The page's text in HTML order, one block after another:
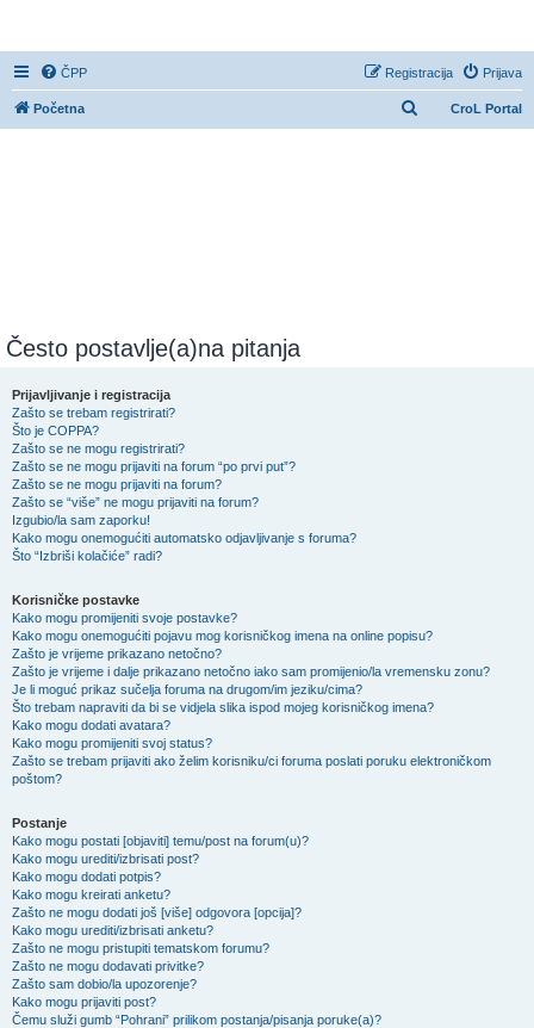
ČPP Prijava
Registracija
CroL Portal
Početna
Često postavlje(a)na pitanja
Prijavljivanje i registracija
Zašto se trebam registrirati?
Što je COPPA?
Zašto se ne mogu registrirati?
Zašto se ne mogu prijaviti na forum “po prvi put”?
Zašto se ne mogu prijaviti na forum?
Zašto se “više” ne mogu prijaviti na forum?
Izgubio/la sam zaporku!
Kako mogu onemogućiti automatsko odjavljivanje s foruma?
Što “Izbriši kolačiće” radi?
Korisničke postavke
Kako mogu promijeniti svoje postavke?
Kako mogu onemogućiti pojavu mog korisničkog imena na online popisu?
Zašto je vrijeme prikazano netočno?
Zašto je vrijeme i dalje prikazano netočno iako sam promijenio/la vremensku zonu?
Je li moguć prikaz sučelja foruma na drugom/im jeziku/cima?
Što trebam napraviti da bi se vidjela slika ispod mojeg korisničkog imena?
Kako mogu dodati avatara?
Kako mogu promijeniti svoj status?
Zašto se trebam prijaviti ako želim korisniku/ci foruma poslati poruku elektroničkom
poštom?
Postanje
Kako mogu postati [objaviti] temu/post na forum(u)?
Kako mogu urediti/izbrisati post?
Kako mogu dodati potpis?
Kako mogu kreirati anketu?
Zašto ne mogu dodati još [više] odgovora [opcija]?
Kako mogu urediti/izbrisati anketu?
Zašto ne mogu pristupiti tematskom forumu?
Zašto ne mogu dodavati privitke?
Zašto sam dobio/la upozorenje?
Kako mogu prijaviti post?
Čemu služi gumb “Pohrani” prilikom postanja/pisanja poruke(a)?